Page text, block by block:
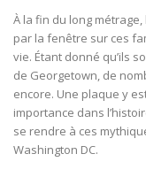
À la fin du long
par la fenêtre sur ces
vie. Étant donné qu’ils
de Georgetown, de
encore. Une plaque y
importance dans
se rendre à ces
Washington DC.